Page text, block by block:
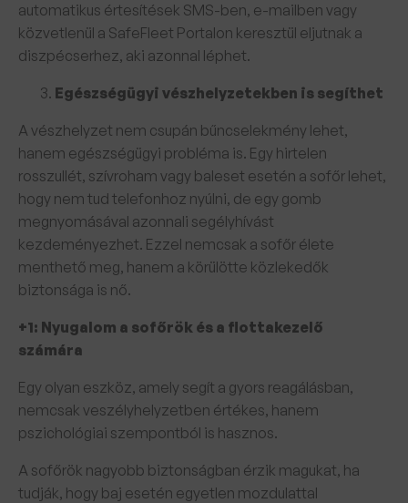
automatikus értesítések SMS-ben, e-mailben vagy
közvetlenül a SafeFleet Portalon keresztül eljutnak a
diszpécserhez, aki azonnal léphet.
Egészségügyi vészhelyzetekben is segíthet
A vészhelyzet nem csupán bűncselekmény lehet,
hanem egészségügyi probléma is. Egy hirtelen
rosszullét, szívroham vagy baleset esetén a sofőr lehet,
hogy nem tud telefonhoz nyúlni, de egy gomb
megnyomásával azonnali segélyhívást
kezdeményezhet. Ezzel nemcsak a sofőr élete
menthető meg, hanem a körülötte közlekedők
biztonsága is nő.
+1: Nyugalom a sofőrök és a flottakezelő
számára
Egy olyan eszköz, amely segít a gyors reagálásban,
nemcsak veszélyhelyzetben értékes, hanem
pszichológiai szempontból is hasznos.
A sofőrök nagyobb biztonságban érzik magukat, ha
tudják, hogy baj esetén egyetlen mozdulattal